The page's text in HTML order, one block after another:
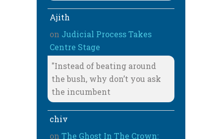
Ajith
on Judicial Process Takes
Centre Stage
"Instead of beating around
the bush, why don’t you ask
the incumbent
chiv
on The Ghost In The Crown: